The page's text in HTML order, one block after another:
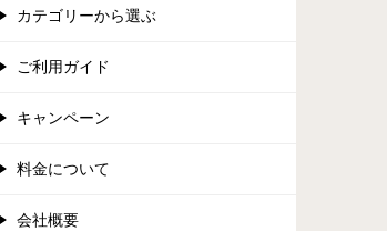
カテゴリーから選ぶ
ご利用ガイド
キャンペーン
料金について
会社概要